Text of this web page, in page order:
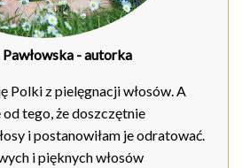
- autorka
Polki z pielęgnacji włosów. A
tego, że doszczętnie
i postanowiłam je odratować.
i pięknych włosów